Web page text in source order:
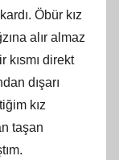
Öbür kız
alır almaz
kısmı direkt
dışarı
kız
taşan